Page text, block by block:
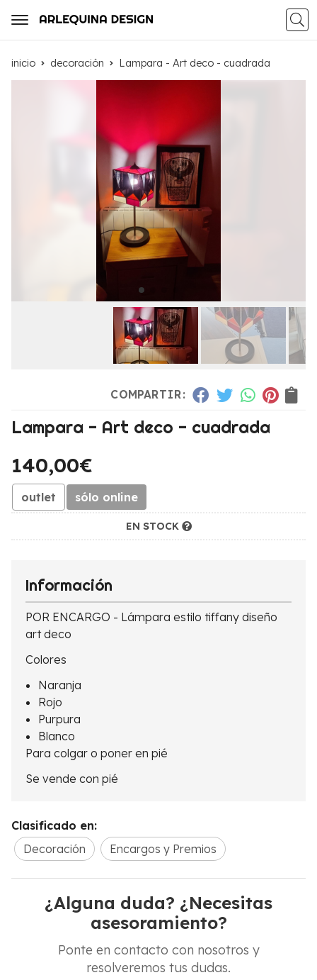
inicio decoración Lampara - Art deco - cuadrada
COMPARTIR:
Lampara - Art deco - cuadrada
140,00€
outlet sólo online
EN STOCK
Información
POR ENCARGO - Lámpara estilo tiffany diseño
art deco
Colores
Naranja
Rojo
Purpura
Blanco
Para colgar o poner en pié
Se vende con pié
Clasificado en:
Decoración
Encargos y Premios
¿Alguna duda? ¿Necesitas
asesoramiento?
Ponte en contacto con nosotros y
resolveremos tus dudas.